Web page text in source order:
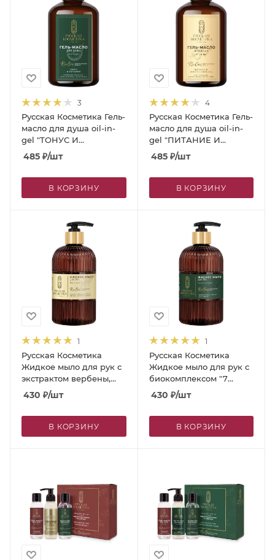
3
Русская Косметика Гель-
масло для душа oil-in-
gel "ТОНУС И
ПИТАНИЕ", 400 мл
485 ₽/шт
В КОРЗИНУ
4
Русская Косметика Гель-
масло для душа oil-in-
gel "ПИТАНИЕ И
ВОССТАНОВЛЕНИЕ",
400 мл
485₽/шт
В КОРЗИНУ
1
Русская Косметика
Жидкое мыло для рук с
экстрактом вербены,
500 мл
430 ₽/шт
В КОРЗИНУ
1
Русская Косметика
Жидкое мыло для рук с
биокомплексом "7
масел", 500 мл
430 ₽/шт
В КОРЗИНУ